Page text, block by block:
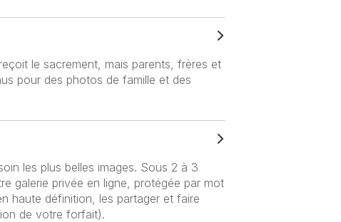
le sacrement, mais parents, frères et
pour des photos de famille et des
les plus belles images. Sous 2 à 3
galerie privée en ligne, protégée par mot
haute définition, les partager et faire
de votre forfait).